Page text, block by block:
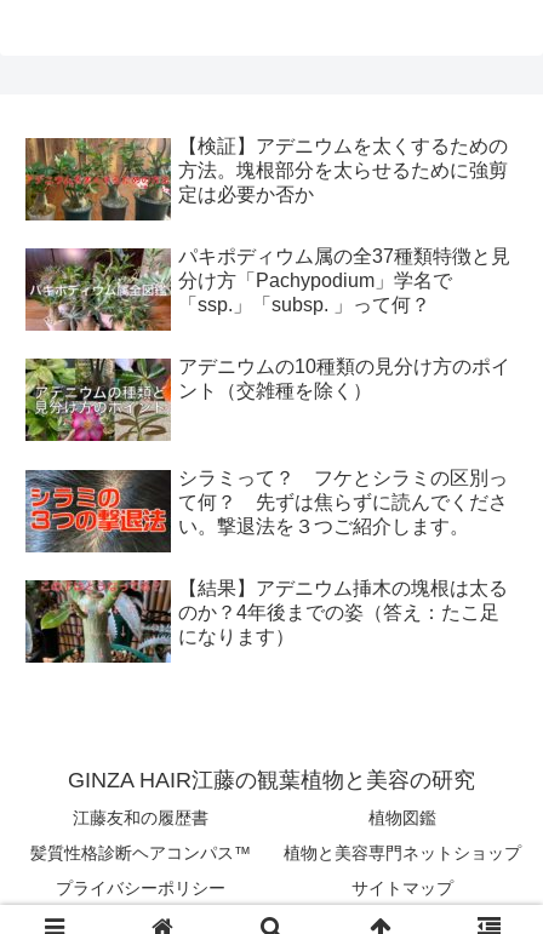
【検証】アデニウムを太くするための
方法。塊根部分を太らせるために強剪
定は必要か否か
パキポディウム属の全37種類特徴と見
分け方「Pachypodium」学名で
「ssp.」「subsp. 」って何？
アデニウムの10種類の見分け方のポイ
ント（交雑種を除く）
シラミって？ フケとシラミの区別っ
て何？ 先ずは焦らずに読んでくださ
い。撃退法を３つご紹介します。
【結果】アデニウム挿木の塊根は太る
のか？4年後までの姿（答え：たこ足
になります）
GINZA HAIR江藤の観葉植物と美容の研究
江藤友和の履歴書
植物図鑑
髪質性格診断ヘアコンパス™︎
植物と美容専門ネットショップ
プライバシーポリシー
サイトマップ